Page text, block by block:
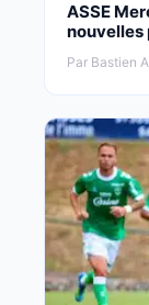
ASSE
nouvelles
Par Bastien